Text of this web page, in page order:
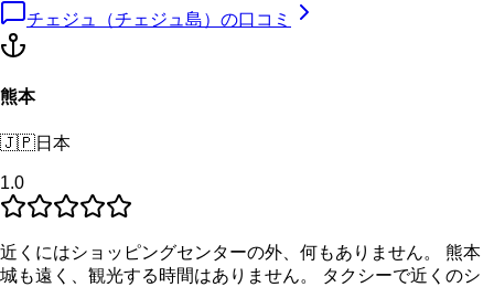
チェジュ（チェジュ島） の口コミ
熊本
🇯🇵日本
1.0
近くにはショッピングセンターの外、何もありません。 熊本
城も遠く、観光する時間はありません。 タクシーで近くのシ